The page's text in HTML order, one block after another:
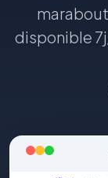
disponible